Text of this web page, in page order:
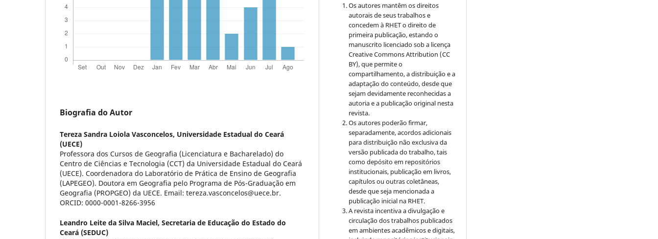
Biografia do Autor
Tereza Sandra Loiola Vasconcelos, Universidade Estadual do Ceará
(UECE)
Professora dos Cursos de Geografia (Licenciatura e Bacharelado) do
Centro de Ciências e Tecnologia (CCT) da Universidade Estadual do Ceará
(UECE). Coordenadora do Laboratório de Prática de Ensino de Geografia
(LAPEGEO). Doutora em Geografia pelo Programa de Pós-Graduação em
Geografia (PROPGEO) da UECE. Email: tereza.vasconcelos@uece.br.
ORCID: 0000-0001-8266-3956
Leandro Leite da Silva Maciel, Secretaria de Educação do Estado do
Ceará (SEDUC)
Os autores mantêm os direitos
autorais de seus trabalhos e
concedem à RHET o direito de
primeira publicação, estando o
manuscrito licenciado sob a licença
Creative CommonsAttribution (CC
BY), que permite o
compartilhamento, a distribuição e a
adaptação do conteúdo, desde que
sejam devidamente reconhecidas a
autoria e a publicação original nesta
revista.
Os autores poderão firmar,
separadamente, acordos adicionais
para distribuição não exclusiva da
versão publicada do trabalho, tais
como depósito em repositórios
institucionais, publicação em livros,
capítulos ou outras coletâneas,
desde que seja mencionada a
publicação inicial na RHET.
A revista incentiva a divulgação e
circulação dos trabalhos publicados
em ambientes acadêmicos e digitais,